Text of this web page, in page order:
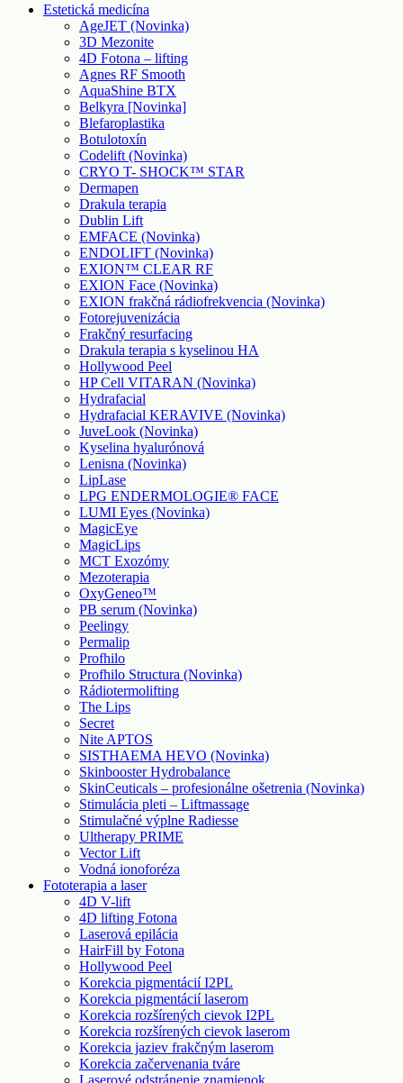
Estetická medicína
AgeJET (Novinka)
3D Mezonite
4D Fotona – lifting
Agnes RF Smooth
AquaShine BTX
Belkyra [Novinka]
Blefaroplastika
Botulotoxín
Codelift (Novinka)
CRYO T- SHOCK™ STAR
Dermapen
Drakula terapia
Dublin Lift
EMFACE (Novinka)
ENDOLIFT (Novinka)
EXION™ CLEAR RF
EXION Face (Novinka)
EXION frakčná rádiofrekvencia (Novinka)
Fotorejuvenizácia
Frakčný resurfacing
Drakula terapia s kyselinou HA
Hollywood Peel
HP Cell VITARAN (Novinka)
Hydrafacial
Hydrafacial KERAVIVE (Novinka)
JuveLook (Novinka)
Kyselina hyalurónová
Lenisna (Novinka)
LipLase
LPG ENDERMOLOGIE® FACE
LUMI Eyes (Novinka)
MagicEye
MagicLips
MCT Exozómy
Mezoterapia
OxyGeneo™
PB serum (Novinka)
Peelingy
Permalip
Profhilo
Profhilo Structura (Novinka)
Rádiotermolifting
The Lips
Secret
Nite APTOS
SISTHAEMA HEVO (Novinka)
Skinbooster Hydrobalance
SkinCeuticals – profesionálne ošetrenia (Novinka)
Stimulácia pleti – Liftmassage
Stimulačné výplne Radiesse
Ultherapy PRIME
Vector Lift
Vodná ionoforéza
Fototerapia a laser
4D V-lift
4D lifting Fotona
Laserová epilácia
HairFill by Fotona
Hollywood Peel
Korekcia pigmentácií I2PL
Korekcia pigmentácií laserom
Korekcia rozšírených cievok I2PL
Korekcia rozšírených cievok laserom
Korekcia jaziev frakčným laserom
Korekcia začervenania tváre
Laserové odstránenie znamienok